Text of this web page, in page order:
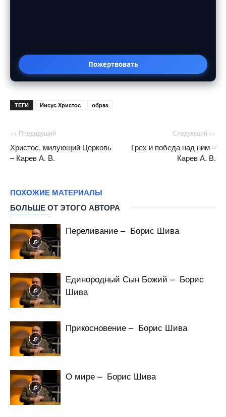
Пожертвовать
ТЕГИ Иисус Христос образ
<< Предидущий
Христос, милующий Церковь
– Карев А. В.
Следующий >>
Грех и победа над ним –
Карев А. В.
ПОХОЖИЕ МАТЕРИАЛЫ
БОЛЬШЕ ОТ ЭТОГО АВТОРА
Переливание – Борис Шива
Единородный Сын Божий – Борис
Шива
Прикосновение – Борис Шива
О мире – Борис Шива